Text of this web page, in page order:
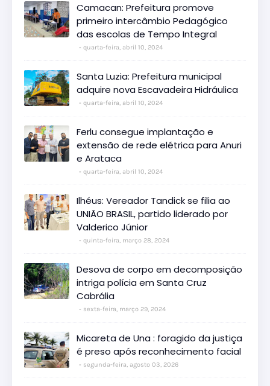
Camacan: Prefeitura promove
primeiro intercâmbio Pedagógico
das escolas de Tempo Integral
quarta-feira, abril 10, 2024
Santa Luzia: Prefeitura municipal
adquire nova Escavadeira Hidráulica
quarta-feira, abril 10, 2024
Ferlu consegue implantação e
extensão de rede elétrica para Anuri
e Arataca
quarta-feira, abril 10, 2024
Ilhéus: Vereador Tandick se filia ao
UNIÃO BRASIL, partido liderado por
Valderico Júnior
quinta-feira, março 28, 2024
Desova de corpo em decomposição
intriga polícia em Santa Cruz
Cabrália
sexta-feira, março 29, 2024
Micareta de Una : foragido da justiça
é preso após reconhecimento facial
segunda-feira, agosto 03, 2026